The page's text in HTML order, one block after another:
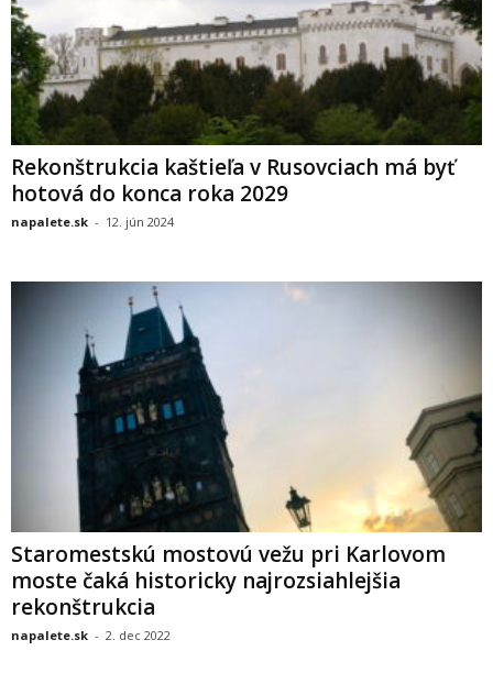
Rekonštrukcia kaštieľa v Rusovciach má byť
hotová do konca roka 2029
napalete.sk - 12. jún 2024
Staromestskú mostovú vežu pri Karlovom
moste čaká historicky najrozsiahlejšia
rekonštrukcia
napalete.sk - 2. dec 2022